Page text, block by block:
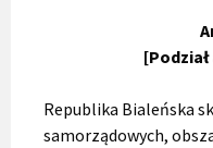
Republika Bialeńska
samorządowych,